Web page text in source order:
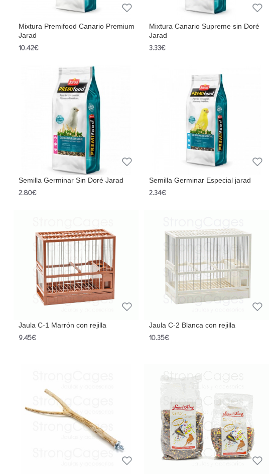
Mixtura Premifood Canario Premium
Jarad
10.42€
Mixtura Canario Supreme sin Doré
Jarad
3.33€
Semilla Germinar Sin Doré Jarad
2.80€
Semilla Germinar Especial jarad
2.34€
Jaula C-1 Marrón con rejilla
9.45€
Jaula C-2 Blanca con rejilla
10.35€